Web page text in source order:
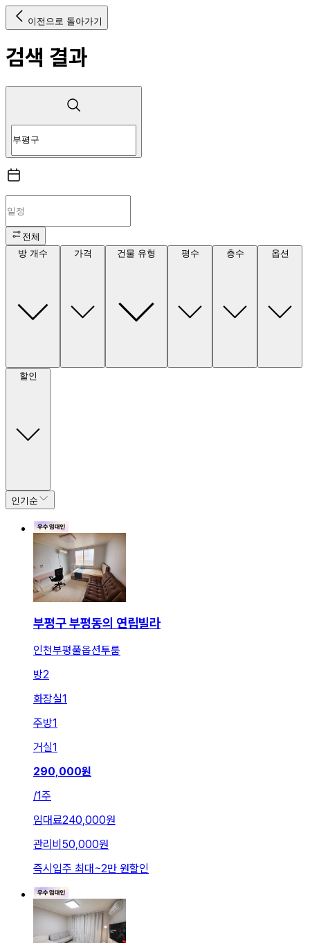
이전으로 돌아가기
검색 결과
전체
방 개수
가격 건물 유형 평수 층수 옵션
할인
인기순
부평구 부평동의 연립빌라
인천부평풀옵션투룸
방2
화장실1
주방1
거실1
290,000원
/1주
임대료240,000원
관리비 50,000원
즉시입주 최대 ~2만 원할인